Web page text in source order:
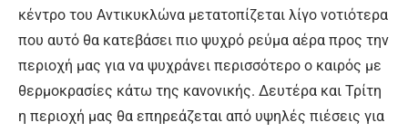
κέντρο του Αντικυκλώνα μετατοπίζεται λίγο νοτιότερα
που αυτό θα κατεβάσει πιο ψυχρό ρεύμα αέρα προς την
περιοχή μας για να ψυχράνει περισσότερο ο καιρός με
θερμοκρασίες κάτω της κανονικής. Δευτέρα και Τρίτη
η περιοχή μας θα επηρεάζεται από υψηλές πιέσεις για